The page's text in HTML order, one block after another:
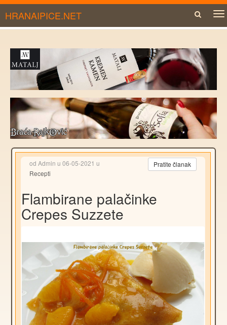
HRANAIPICE.NET
od Admin u 06-05-2021 u
Recepti
Pratite članak
Flambirane palačinke
Crepes Suzzete